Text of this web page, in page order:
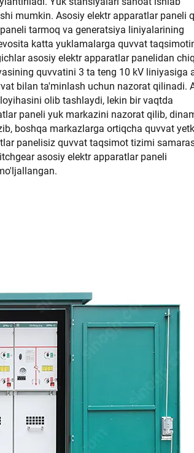
mumkin. Asosiy elektr apparatlar paneli
tarmoq va generatsiya liniyalarining
katta yuklamalarga quvvat
asosiy elektr apparatlar panelidan
quvvatini 3 ta teng 10 kV liniyasiga
bilan ta'minlash uchun nazorat qilinadi.
olib tashlaydi, lekin bir vaqtda
paneli yuk markazini nazorat qilib,
boshqa markazlarga ortiqcha quvvat
panelisiz quvvat taqsimot tizimi
asosiy elektr apparatlar paneli